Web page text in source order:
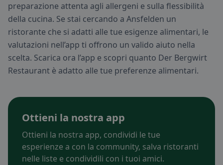
preparazione attenta agli allergeni e sulla flessibilità
della cucina. Se stai cercando a Ansfelden un
ristorante che si adatti alle tue esigenze alimentari, le
valutazioni nell’app ti offrono un valido aiuto nella
scelta. Scarica ora l’app e scopri quanto Der Bergwirt
Restaurant è adatto alle tue preferenze alimentari.
Ottieni la nostra app
Ottieni la nostra app, condividi le tue
esperienze a con la community, salva ristoranti
nelle liste e condividili con i tuoi amici.